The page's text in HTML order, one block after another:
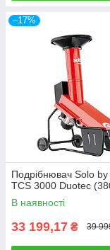
–17%
Подрібнювач Solo by
TCS 3000 Duotec
В наявності
33 199,17 ₴ 39